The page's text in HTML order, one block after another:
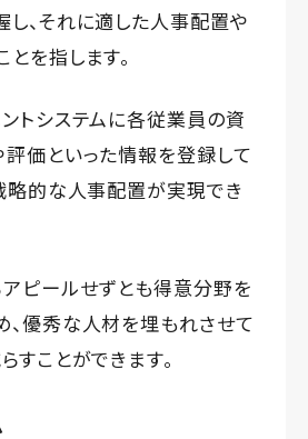
、それに適した人事配置や
を指します。
トシステムに各従業員の資
評価といった情報を登録して
略的な人事配置が実現でき
アピールせずとも得意分野を
、優秀な人材を埋もれさせて
すことができます。